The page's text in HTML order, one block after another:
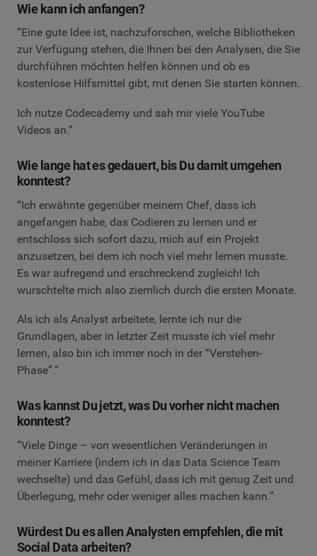
Wie kann ich anfangen?
“Eine gute Idee ist, nachzuforschen, welche Bibliotheken
zur Verfügung stehen, die Ihnen bei den Analysen, die Sie
durchführen möchten helfen können und ob es
kostenlose Hilfsmittel gibt, mit denen Sie starten können.
Ich nutze Codecademy und sah mir viele YouTube
Videos an.”
Wie lange hat es gedauert, bis Du damit umgehen
konntest?
“Ich erwähnte gegenüber meinem Chef, dass ich
angefangen habe, das Codieren zu lernen und er
entschloss sich sofort dazu, mich auf ein Projekt
anzusetzen, bei dem ich noch viel mehr lernen musste.
Es war aufregend und erschreckend zugleich! Ich
wurschtelte mich also ziemlich durch die ersten Monate.
Als ich als Analyst arbeitete, lernte ich nur die
Grundlagen, aber in letzter Zeit musste ich viel mehr
lernen, also bin ich immer noch in der “Verstehen-
Phase”.“
Was kannst Du jetzt, was Du vorher nicht machen
konntest?
“Viele Dinge – von wesentlichen Veränderungen in
meiner Karriere (indem ich in das Data Science Team
wechselte) und das Gefühl, dass ich mit genug Zeit und
Überlegung, mehr oder weniger alles machen kann.”
Würdest Du es allen Analysten empfehlen, die mit
Social Data arbeiten?